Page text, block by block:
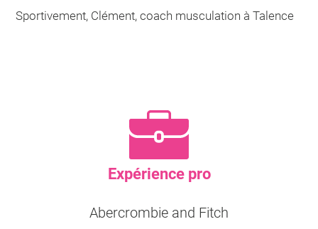
Sportivement, Clément, coach musculation à Talence
Expérience pro
Abercrombie and Fitch